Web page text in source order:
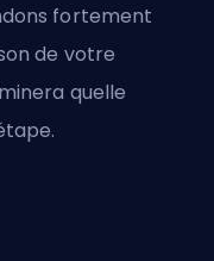
fortement
de votre
quelle